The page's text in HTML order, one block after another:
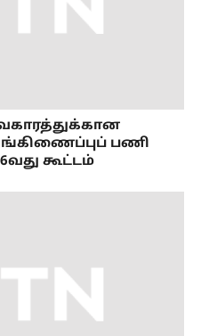
பணி
கூட்டம்